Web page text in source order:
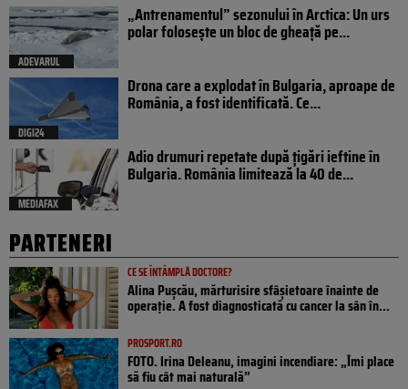
ADEVARUL
„Antrenamentul” sezonului în Arctica: Un urs
polar folosește un bloc de gheață pe...
DIGI24
Drona care a explodat în Bulgaria, aproape de
România, a fost identificată. Ce...
MEDIAFAX
Adio drumuri repetate după țigări ieftine în
Bulgaria. România limitează la 40 de...
PARTENERI
CE SE ÎNTÂMPLĂ DOCTORE?
Alina Pușcău, mărturisire sfâșietoare înainte de
operație. A fost diagnosticată cu cancer la sân în...
PROSPORT.RO
FOTO. Irina Deleanu, imagini incendiare: „Îmi place
să fiu cât mai naturală”